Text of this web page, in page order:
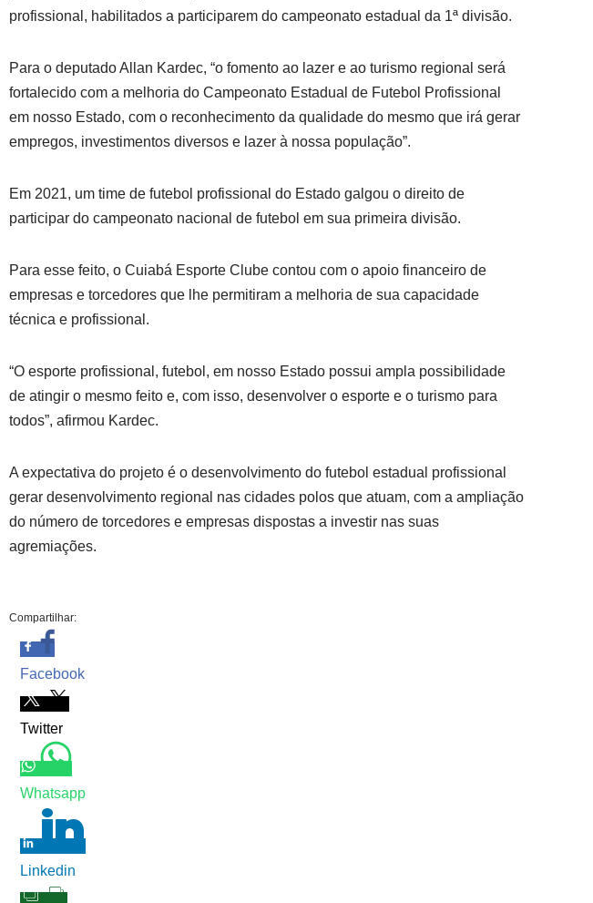
profissional, habilitados a participarem do campeonato estadual da 1ª divisão.
Para o deputado Allan Kardec, “o fomento ao lazer e ao turismo regional será
fortalecido com a melhoria do Campeonato Estadual de Futebol Profissional
em nosso Estado, com o reconhecimento da qualidade do mesmo que irá gerar
empregos, investimentos diversos e lazer à nossa população”.
Em 2021, um time de futebol profissional do Estado galgou o direito de
participar do campeonato nacional de futebol em sua primeira divisão.
Para esse feito, o Cuiabá Esporte Clube contou com o apoio financeiro de
empresas e torcedores que lhe permitiram a melhoria de sua capacidade
técnica e profissional.
“O esporte profissional, futebol, em nosso Estado possui ampla possibilidade
de atingir o mesmo feito e, com isso, desenvolver o esporte e o turismo para
todos”, afirmou Kardec.
A expectativa do projeto é o desenvolvimento do futebol estadual profissional
gerar desenvolvimento regional nas cidades polos que atuam, com a ampliação
do número de torcedores e empresas dispostas a investir nas suas
agremiações.
Compartilhar:
Facebook
Twitter
Whatsapp
Linkedin